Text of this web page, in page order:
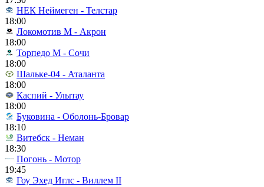
НЕК Неймеген - Телстар
18:00
Локомотив М - Акрон
18:00
Торпедо М - Сочи
18:00
Шальке-04 - Аталанта
18:00
Каспий - Улытау
18:00
Буковина - Оболонь-Бровар
18:10
Витебск - Неман
18:30
Погонь - Мотор
19:45
Гоу Эхед Иглс - Виллем II